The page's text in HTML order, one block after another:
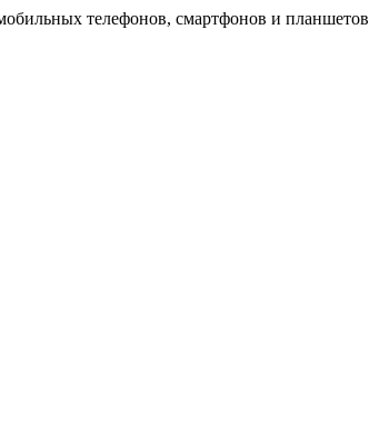
телефонов, смартфонов и планшетов